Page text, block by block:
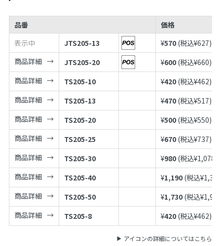
品番
価格
表示中
JTS205-13 ¥570 (税込¥627)
商品詳細
JTS205-20 ¥600 (税込¥660)
商品詳細
TS205-10 ¥420 (税込¥462)
商品詳細
TS205-13 ¥470 (税込¥517)
商品詳細
TS205-20 ¥500 (税込¥550)
商品詳細
TS205-25 ¥670 (税込¥737)
商品詳細
TS205-30 ¥980 (税込¥1,078
商品詳細
TS205-40 ¥1,190 (税込¥1,309
商品詳細
TS205-50 ¥1,730 (税込¥1,903
商品詳細
TS205-8 ¥420 (税込¥462)
アイコンの詳細についてはこちら